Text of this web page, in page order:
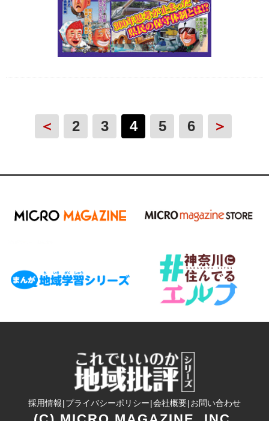
＜ 2 3 4 5 6 ＞
採用情報 プライバシーポリシー 会社概要 お問い合わせ